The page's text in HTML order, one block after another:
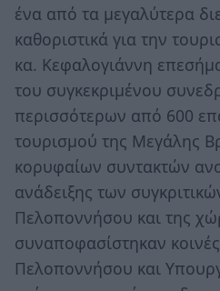
ένα από τα μεγαλύτερα
καθοριστικά για την
κα. Κεφαλογιάννη
του συγκεκριμένου
περισσότερων από 600
τουρισμού της Μεγάλης
κορυφαίων συντακτών
ανάδειξης των
Πελοποννήσου και της
συναποφασίστηκαν
Πελοποννήσου και